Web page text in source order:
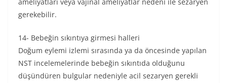
gerekebilir.
14- Bebeğin sıkıntıya girmesi halleri
Doğum eylemi izlemi sırasında ya da öncesinde yapılan
NST incelemelerinde bebeğin sıkıntıda olduğunu
düşündüren bulgular nedeniyle acil sezaryen gerekli